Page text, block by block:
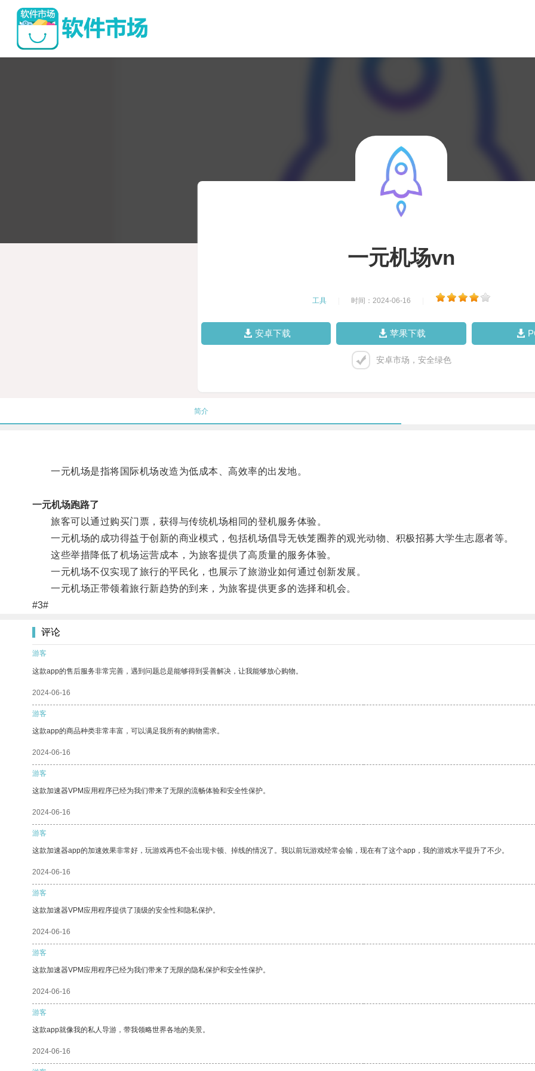
一元机场vn
工具 时间：2024-06-16
安卓下载 苹果下载
安卓市场，安全绿色
简介
一元机场是指将国际机场改造为低成本、高效率的出发地。
一元机场跑路了
旅客可以通过购买门票，获得与传统机场相同的登机服务体验。
一元机场的成功得益于创新的商业模式，包括机场倡导无铁笼圈养的观光动物、积极招募大学生志愿者等。
这些举措降低了机场运营成本，为旅客提供了高质量的服务体验。
一元机场不仅实现了旅行的平民化，也展示了旅游业如何通过创新发展。
一元机场正带领着旅行新趋势的到来，为旅客提供更多的选择和机会。
#3#
评论
游客
这款app的售后服务非常完善，遇到问题总是能够得到妥善解决，让我能够放心购物。
2024-06-16
游客
这款app的商品种类非常丰富，可以满足我所有的购物需求。
2024-06-16
游客
这款加速器VPM应用程序已经为我们带来了无限的流畅体验和安全性保护。
2024-06-16
游客
这款加速器app的加速效果非常好，玩游戏再也不会出现卡顿、掉线的情况了。我以前玩游戏经常会输，现在有了这个app，我的游戏水平提升了不少。
2024-06-16
游客
这款加速器VPM应用程序提供了顶级的安全性和隐私保护。
2024-06-16
游客
这款加速器VPM应用程序已经为我们带来了无限的隐私保护和安全性保护。
2024-06-16
游客
这款app就像我的私人导游，带我领略世界各地的美景。
2024-06-16